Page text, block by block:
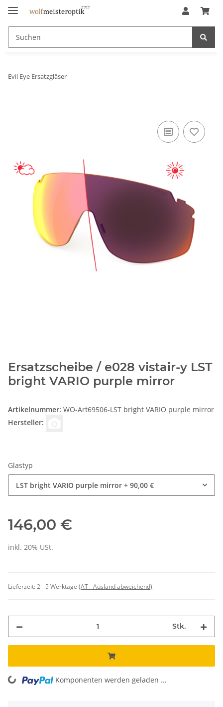
Evil Eye Ersatzgläser
Ersatzscheibe / e028 vistair-y LST
bright VARIO purple mirror
Artikelnummer: WO-Art69506-LST bright VARIO purple mirror
Hersteller:
Glastyp
LST bright VARIO purple mirror + 90,00 €
146,00 €
inkl. 20% USt.
Lieferzeit:2 - 5 Werktage (AT - Ausland abweichend)
Stk.
Loading... Komponenten werden geladen ...